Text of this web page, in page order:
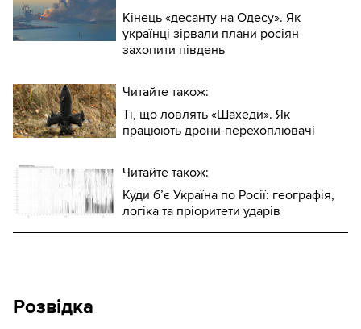
Кінець «десанту на Одесу». Як
українці зірвали плани росіян
захопити південь
Читайте також:
Ті, що ловлять «Шахеди». Як
працюють дрони-перехоплювачі
Читайте також:
Куди б’є Україна по Росії: географія,
логіка та пріоритети ударів
Розвідка